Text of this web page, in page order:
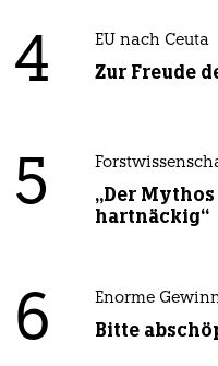
4 EU nach Ceuta
Zur Freude
5
„Der
hartnäckig“
6 Enorme
Bitte